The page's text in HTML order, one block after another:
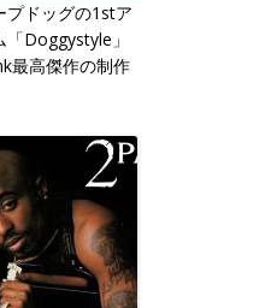
プドッグの1stア
「Doggystyle」
最高傑作の制作